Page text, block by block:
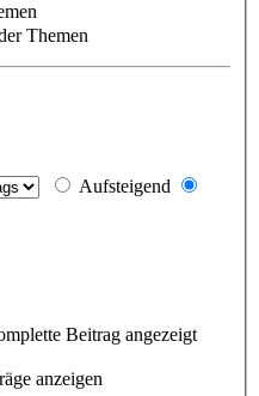
Themen
Aufsteigend
Beitrag angezeigt
anzeigen